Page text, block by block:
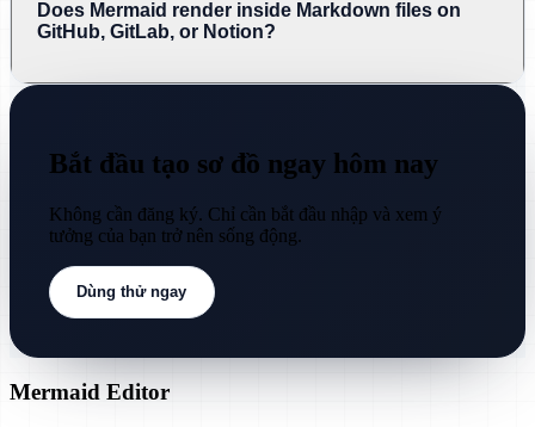
Does Mermaid render inside Markdown files on
GitHub, GitLab, or Notion?
Bắt đầu tạo sơ đồ ngay hôm nay
Không cần đăng ký. Chỉ cần bắt đầu nhập và xem ý
tưởng của bạn trở nên sống động.
Dùng thử ngay
Mermaid Editor